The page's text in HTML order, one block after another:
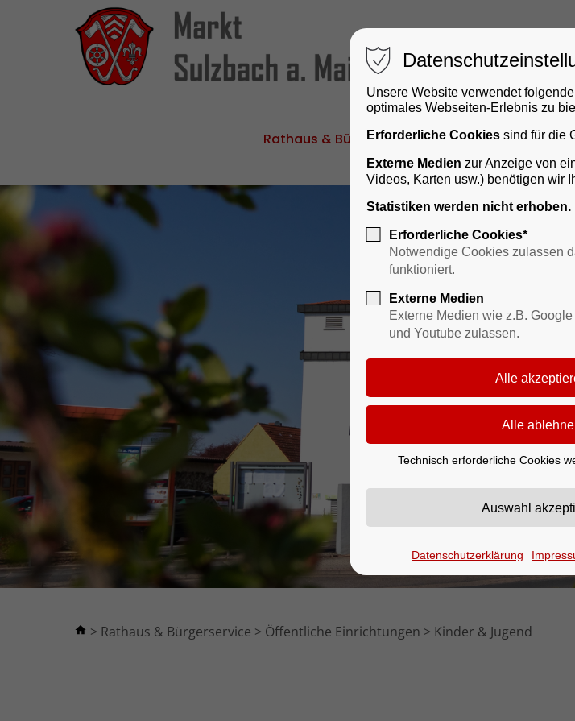
Rathaus & Bürgerservice Bauen & Gewerbe
Rathaus & Bürgerservice Öffentliche Einrichtungen Kinder & Jugend
Unsere Website verwendet
optimales Webseiten-Erlebnis zu
Erforderliche Cookiessind für die
Externe Medien zur Anzeige von
Videos, Karten usw.) benötigen wir
Statistiken werden nicht erhoben.
Erforderliche Cookies*
Notwendige Cookies zulassen
funktioniert.
Externe Medien
Externe Medien wie z.B.
und Youtube zulassen.
Technisch erforderliche Cookies
Datenschutzerklärung